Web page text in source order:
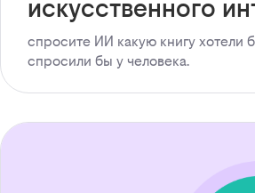
искусственного
спросите ИИ какую книгу хотели
спросили бы у человека.